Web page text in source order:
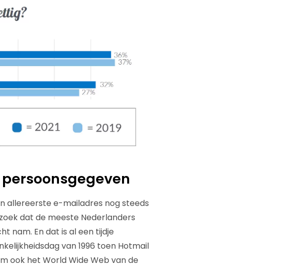
allereerste e-mailadres nog steeds
dat de meeste Nederlanders
nam. En dat is al een tijdje
van 1996 toen Hotmail
ook het World Wide Web van de